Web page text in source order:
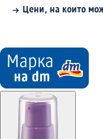
Цени, на които